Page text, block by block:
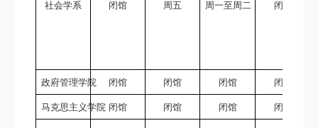
社会学系 闭馆 周五 周一至周二 闭馆
政府管理学院 闭馆 闭馆 闭馆 闭馆
马克思主义学院 闭馆 闭馆 闭馆 闭馆